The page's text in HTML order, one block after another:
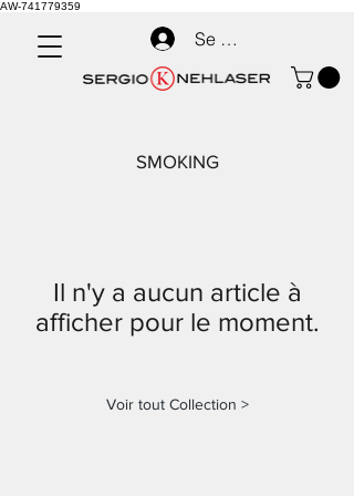
AW-741779359
Se connecter
Il n'y a aucun article à
afficher pour le moment.
SMOKING
Voir tout Collection >